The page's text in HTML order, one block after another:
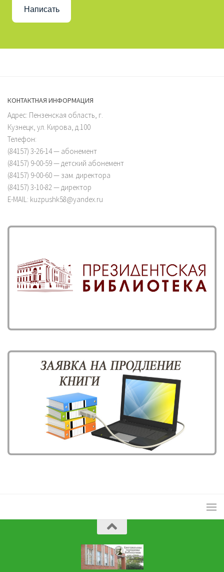
Написать
КОНТАКТНАЯ ИНФОРМАЦИЯ
Адрес: Пензенская область, г.
Кузнецк, ул. Кирова, д.100
Телефон:
(84157) 3-26-14 — абонемент
(84157) 9-00-59 — детский абонемент
(84157) 9-00-60 — зам. директора
(84157) 3-10-82 — директор
E-MAIL: kuzpushk58@yandex.ru